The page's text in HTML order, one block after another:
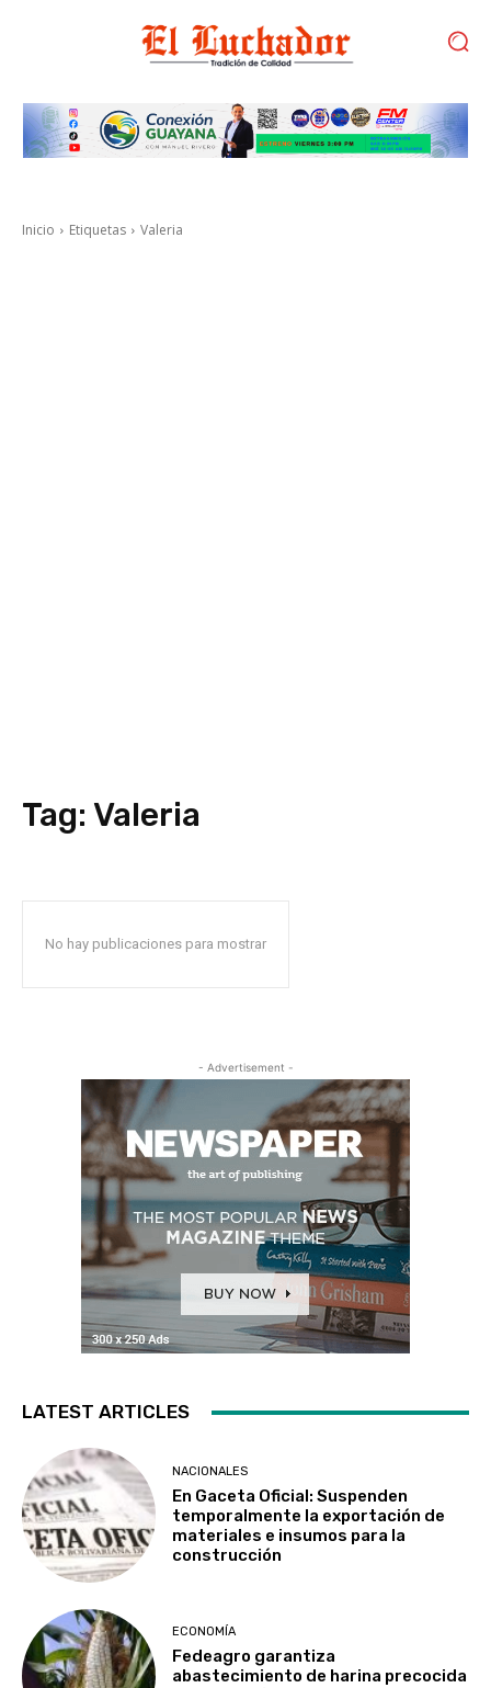
Inicio Etiquetas Valeria
Tag: Valeria
No hay publicaciones para mostrar
- Advertisement -
LATEST ARTICLES
NACIONALES
En Gaceta Oficial: Suspenden
temporalmente la exportación de
materiales e insumos para la
construcción
ECONOMÍA
Fedeagro garantiza
abastecimiento de harina precocida